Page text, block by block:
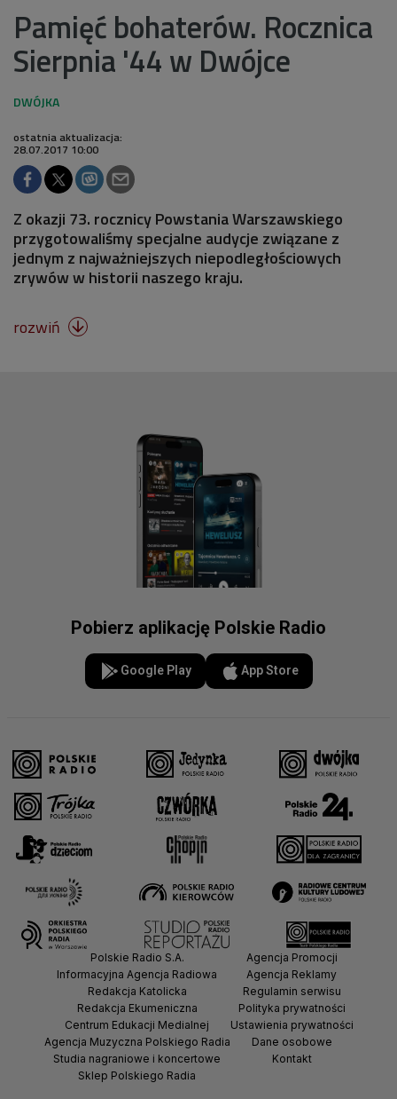
Pamięć bohaterów. Rocznica
Sierpnia '44 w Dwójce
ostatnia aktualizacja:
28.07.2017 10:00
Z okazji 73. rocznicy Powstania Warszawskiego
przygotowaliśmy specjalne audycje związane z
jednym z najważniejszych niepodległościowych
zrywów w historii naszego kraju.
rozwiń 
Pobierz aplikację Polskie Radio
Google Play App Store
Polskie Radio S.A.
Informacyjna Agencja Radiowa
Redakcja Katolicka
Redakcja Ekumeniczna
Centrum Edukacji Medialnej
Agencja Muzyczna Polskiego Radia
Studia nagraniowe i koncertowe
Sklep Polskiego Radia
Agencja Promocji
Agencja Reklamy
Regulamin serwisu
Polityka prywatności
Ustawienia prywatności
Dane osobowe
Kontakt